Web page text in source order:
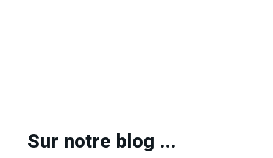
Sur notre blog ...